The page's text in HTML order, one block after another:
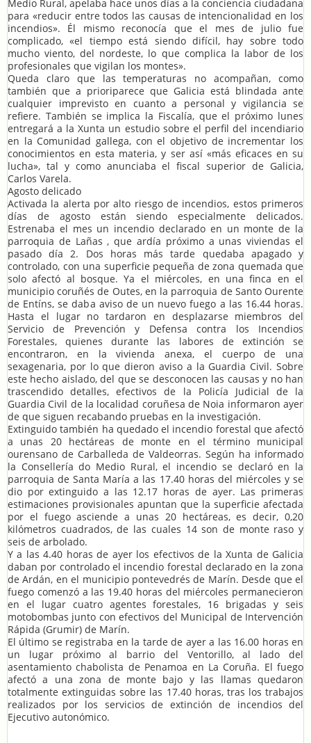
Medio Rural, apelaba hace unos días a la conciencia ciudadana
para «reducir entre todos las causas de intencionalidad en los
incendios». Él mismo reconocía que el mes de julio fue
complicado, «el tiempo está siendo difícil, hay sobre todo
mucho viento, del nordeste, lo que complica la labor de los
profesionales que vigilan los montes».
Queda claro que las temperaturas no acompañan, como
también que a prioriparece que Galicia está blindada ante
cualquier imprevisto en cuanto a personal y vigilancia se
refiere. También se implica la Fiscalía, que el próximo lunes
entregará a la Xunta un estudio sobre el perfil del incendiario
en la Comunidad gallega, con el objetivo de incrementar los
conocimientos en esta materia, y ser así «más eficaces en su
lucha», tal y como anunciaba el fiscal superior de Galicia,
Carlos Varela.
Agosto delicado
Activada la alerta por alto riesgo de incendios, estos primeros
días de agosto están siendo especialmente delicados.
Estrenaba el mes un incendio declarado en un monte de la
parroquia de Lañas , que ardía próximo a unas viviendas el
pasado día 2. Dos horas más tarde quedaba apagado y
controlado, con una superficie pequeña de zona quemada que
solo afectó al bosque. Ya el miércoles, en una finca en el
municipio coruñés de Outes, en la parroquia de Santo Ourente
de Entíns, se daba aviso de un nuevo fuego a las 16.44 horas.
Hasta el lugar no tardaron en desplazarse miembros del
Servicio de Prevención y Defensa contra los Incendios
Forestales, quienes durante las labores de extinción se
encontraron, en la vivienda anexa, el cuerpo de una
sexagenaria, por lo que dieron aviso a la Guardia Civil. Sobre
este hecho aislado, del que se desconocen las causas y no han
trascendido detalles, efectivos de la Policía Judicial de la
Guardia Civil de la localidad coruñesa de Noia informaron ayer
de que siguen recabando pruebas en la investigación.
Extinguido también ha quedado el incendio forestal que afectó
a unas 20 hectáreas de monte en el término municipal
ourensano de Carballeda de Valdeorras. Según ha informado
la Consellería do Medio Rural, el incendio se declaró en la
parroquia de Santa María a las 17.40 horas del miércoles y se
dio por extinguido a las 12.17 horas de ayer. Las primeras
estimaciones provisionales apuntan que la superficie afectada
por el fuego asciende a unas 20 hectáreas, es decir, 0,20
kilómetros cuadrados, de las cuales 14 son de monte raso y
seis de arbolado.
Y a las 4.40 horas de ayer los efectivos de la Xunta de Galicia
daban por controlado el incendio forestal declarado en la zona
de Ardán, en el municipio pontevedrés de Marín. Desde que el
fuego comenzó a las 19.40 horas del miércoles permanecieron
en el lugar cuatro agentes forestales, 16 brigadas y seis
motobombas junto con efectivos del Municipal de Intervención
Rápida (Grumir) de Marín.
El último se registraba en la tarde de ayer a las 16.00 horas en
un lugar próximo al barrio del Ventorillo, al lado del
asentamiento chabolista de Penamoa en La Coruña. El fuego
afectó a una zona de monte bajo y las llamas quedaron
totalmente extinguidas sobre las 17.40 horas, tras los trabajos
realizados por los servicios de extinción de incendios del
Ejecutivo autonómico.